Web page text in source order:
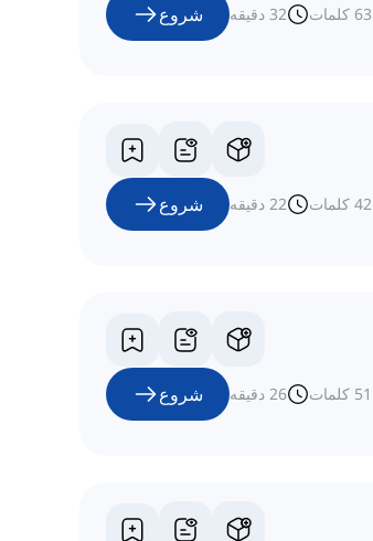
63 کلمات 32 دقیقه شروع
42 کلمات 22 دقیقه شروع
51 کلمات 26 دقیقه شروع